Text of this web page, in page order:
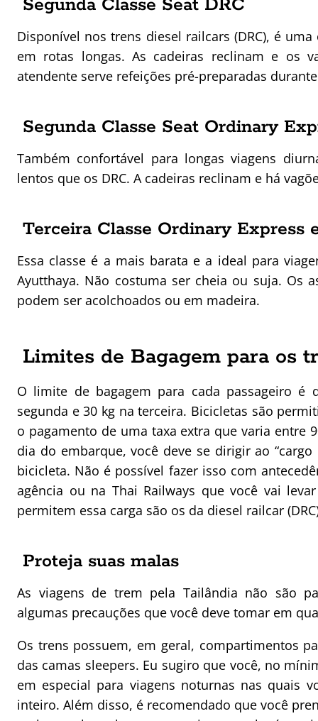
Segunda Classe Seat DRC
Disponível nos trens diesel railcars (DRC), é
em rotas longas. As cadeiras reclinam e os
atendente serve refeições pré-preparadas
Segunda Classe Seat Ordinary
Também confortável para longas viagens
lentos que os DRC. A cadeiras reclinam e há
Terceira Classe Ordinary Express
Essa classe é a mais barata e a ideal para
Ayutthaya. Não costuma ser cheia ou suja. Os
podem ser acolchoados ou em madeira.
Limites de Bagagem para os
O limite de bagagem para cada passageiro
segunda e 30 kg na terceira. Bicicletas são
o pagamento de uma taxa extra que varia entre
dia do embarque, você deve se dirigir ao
bicicleta. Não é possível fazer isso com
agência ou na Thai Railways que você vai
permitem essa carga são os da diesel railcar
Proteja suas malas
As viagens de trem pela Tailândia não são
algumas precauções que você deve tomar em
Os trens possuem, em geral, compartimentos
das camas sleepers. Eu sugiro que você, no
em especial para viagens noturnas nas quais
inteiro. Além disso, é recomendado que você